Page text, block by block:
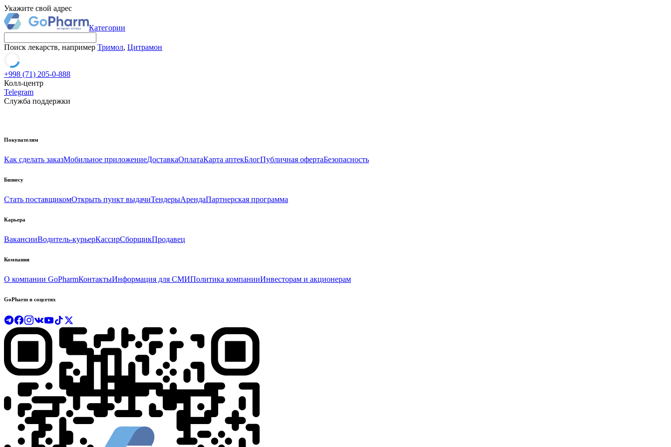
Укажите свой адрес
Категории
Поиск лекарств, например Тримол, Цитрамон
+998 (71) 205-0-888
Колл-центр
Telegram
Служба поддержки
Покупателям
Как сделать заказМобильное приложениеДоставкаОплатаКарта аптекБлогПубличная офертаБезопасность
Бизнесу
Стать поставщикомОткрыть пункт выдачиТендерыАрендаПартнерская программа
Карьера
ВакансииВодитель-курьерКассирСборщикПродавец
Компания
О компании GoPharmКонтактыИнформация для СМИПолитика компанииИнвесторам и акционерам
GoPharm в соцсетях